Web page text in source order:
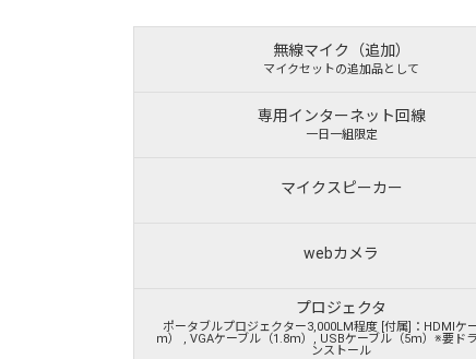
無線マイク（追加）
マイクセットの追加品として
専用インターネット回線
一日一組限定
マイクスピーカー
webカメラ
プロジェクタ
ポータブルプロジェクター3,000LM程度 [付属]：HDMIケ
ｍ） , VGAケーブル（1.8ｍ）, USBケーブル（5ｍ）※要ド
ンストール